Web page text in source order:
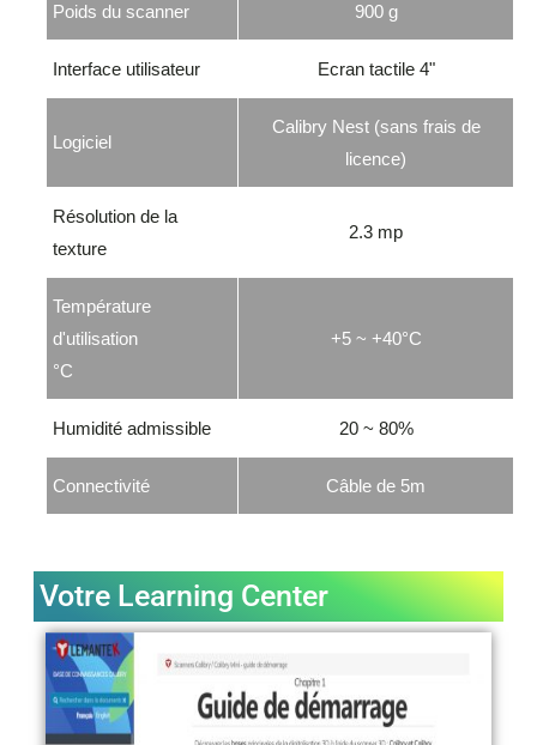
Poids du scanner 900 g
Interface utilisateur Ecran tactile 4"
Logiciel
Calibry Nest (sans frais de
licence)
Résolution de la
texture
2.3 mp
Température
d'utilisation
°C
+5 ~ +40°C
Humidité admissible 20 ~ 80%
Connectivité Câble de 5m
Votre Learning Center